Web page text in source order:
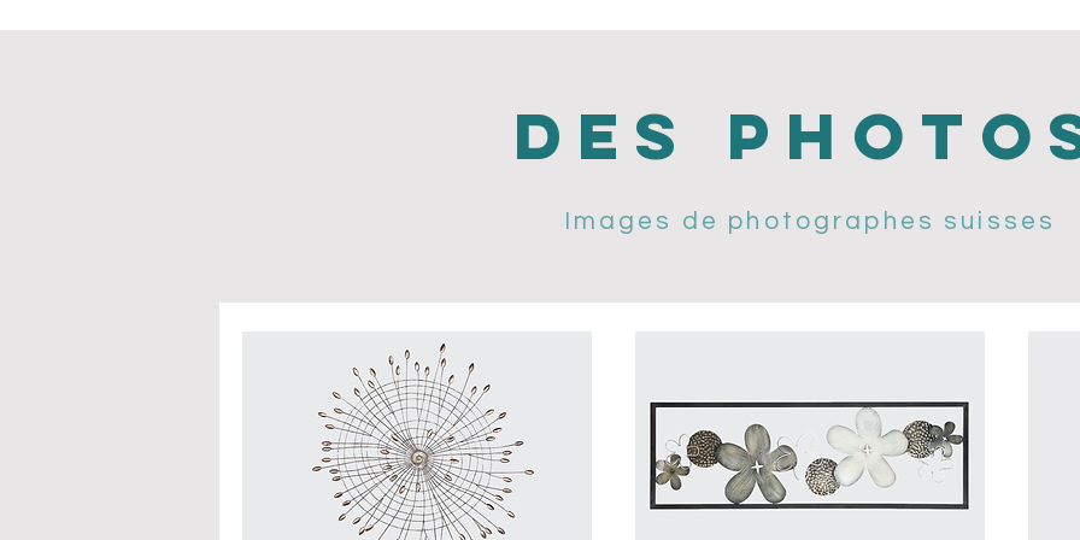
des
Images de photographes suisses